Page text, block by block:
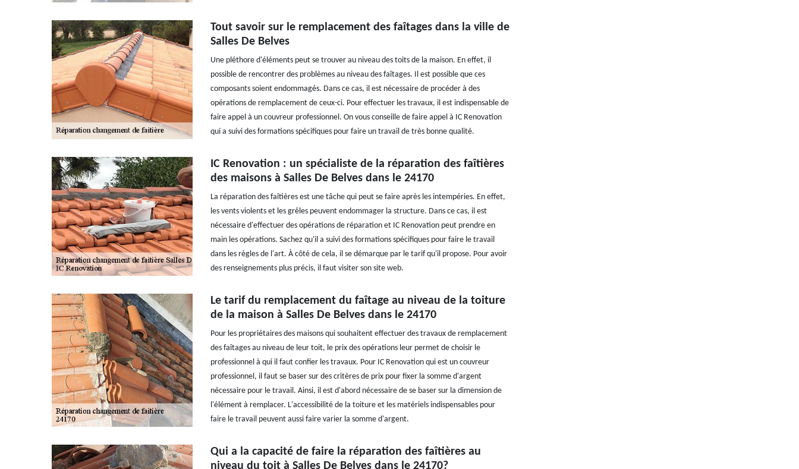
Tout savoir sur le remplacement des faîtages dans la ville de
Salles De Belves
Une pléthore d'éléments peut se trouver au niveau des toits de la maison. En effet, il
possible de rencontrer des problèmes au niveau des faîtages. Il est possible que ces
composants soient endommagés. Dans ce cas, il est nécessaire de procéder à des
opérations de remplacement de ceux-ci. Pour effectuer les travaux, il est indispensable de
faire appel à un couvreur professionnel. On vous conseille de faire appel à IC Renovation
qui a suivi des formations spécifiques pour faire un travail de très bonne qualité.
IC Renovation : un spécialiste de la réparation des faîtières
des maisons à Salles De Belves dans le 24170
La réparation des faîtières est une tâche qui peut se faire après les intempéries. En effet,
les vents violents et les grêles peuvent endommager la structure. Dans ce cas, il est
nécessaire d'effectuer des opérations de réparation et IC Renovation peut prendre en
main les opérations. Sachez qu'il a suivi des formations spécifiques pour faire le travail
dans les règles de l'art. À côté de cela, il se démarque par le tarif qu'il propose. Pour avoir
des renseignements plus précis, il faut visiter son site web.
Le tarif du remplacement du faîtage au niveau de la toiture
de la maison à Salles De Belves dans le 24170
Pour les propriétaires des maisons qui souhaitent effectuer des travaux de remplacement
des faîtages au niveau de leur toit, le prix des opérations leur permet de choisir le
professionnel à qui il faut confier les travaux. Pour IC Renovation qui est un couvreur
professionnel, il faut se baser sur des critères de prix pour fixer la somme d'argent
nécessaire pour le travail. Ainsi, il est d'abord nécessaire de se baser sur la dimension de
l'élément à remplacer. L'accessibilité de la toiture et les matériels indispensables pour
faire le travail peuvent aussi faire varier la somme d'argent.
Qui a la capacité de faire la réparation des faîtières au
niveau du toit à Salles De Belves dans le 24170?